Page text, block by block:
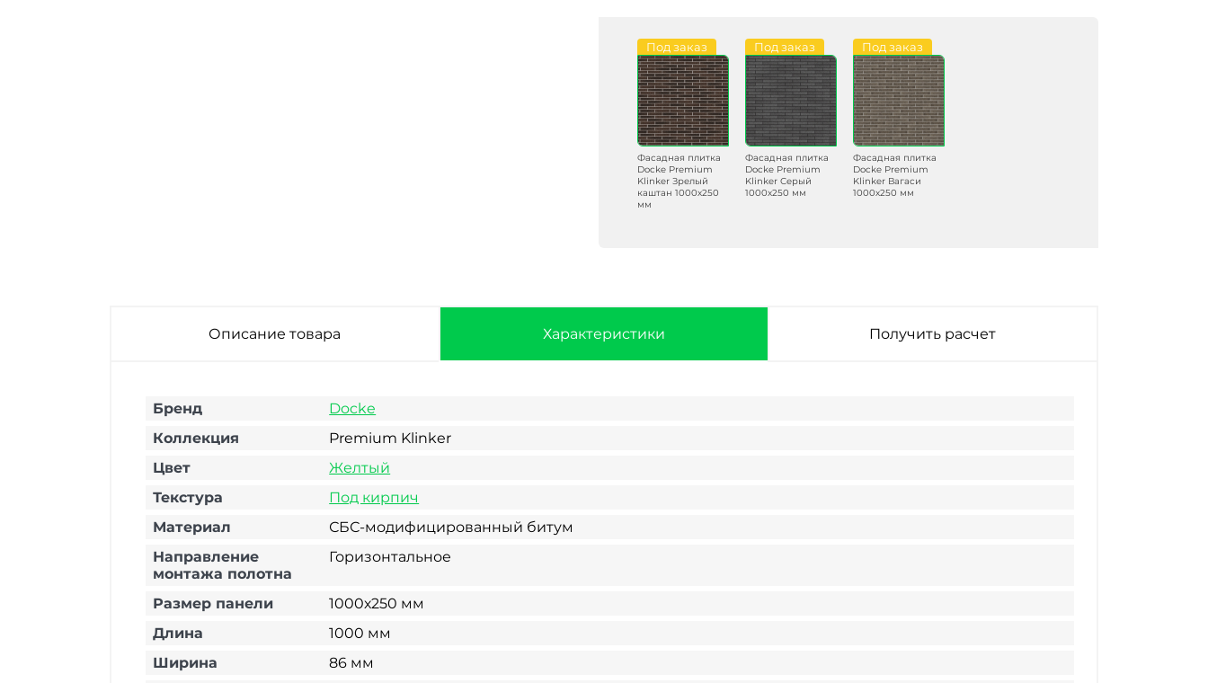
Под заказ
Фасадная плитка
Docke Premium
Klinker Зрелый
каштан 1000х250
мм
Под заказ
Фасадная плитка
Docke Premium
Klinker Серый
1000х250 мм
Под заказ
Фасадная плитка
Docke Premium
Klinker Вагаси
1000х250 мм
Описание товара Характеристики Получить расчет
Бренд
Docke
Коллекция
Premium Klinker
Цвет
Желтый
Текстура
Под кирпич
Материал
СБС-модифицированный битум
Направление
монтажа полотна
Горизонтальное
Размер панели
1000х250 мм
Длина
1000 мм
Ширина
86 мм